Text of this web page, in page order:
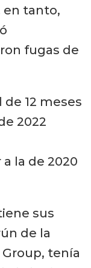
en tanto,
fugas de
12 meses
2022
la de 2020
sus
de la
tenía